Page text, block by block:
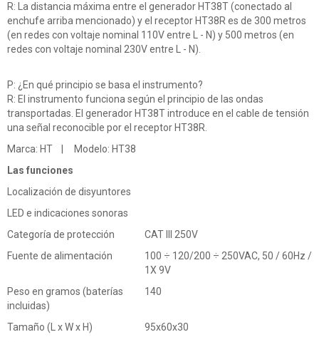
R: La distancia máxima entre el generador HT38T (conectado al
enchufe arriba mencionado) y el receptor HT38R es de 300 metros
(en redes con voltaje nominal 110V entre L - N) y 500 metros (en
redes con voltaje nominal 230V entre L - N).
P: ¿En qué principio se basa el instrumento?
R: El instrumento funciona según el principio de las ondas
transportadas. El generador HT38T introduce en el cable de tensión
una señal reconocible por el receptor HT38R.
Marca: HT | Modelo: HT38
Las funciones
Localización de disyuntores
LED e indicaciones sonoras
Categoría de protección
CAT III 250V
Fuente de alimentación
100 ÷ 120/200 ÷ 250VAC, 50 / 60Hz /
1X 9V
Peso en gramos (baterías
incluidas)
140
Tamaño (L x W x H)
95x60x30